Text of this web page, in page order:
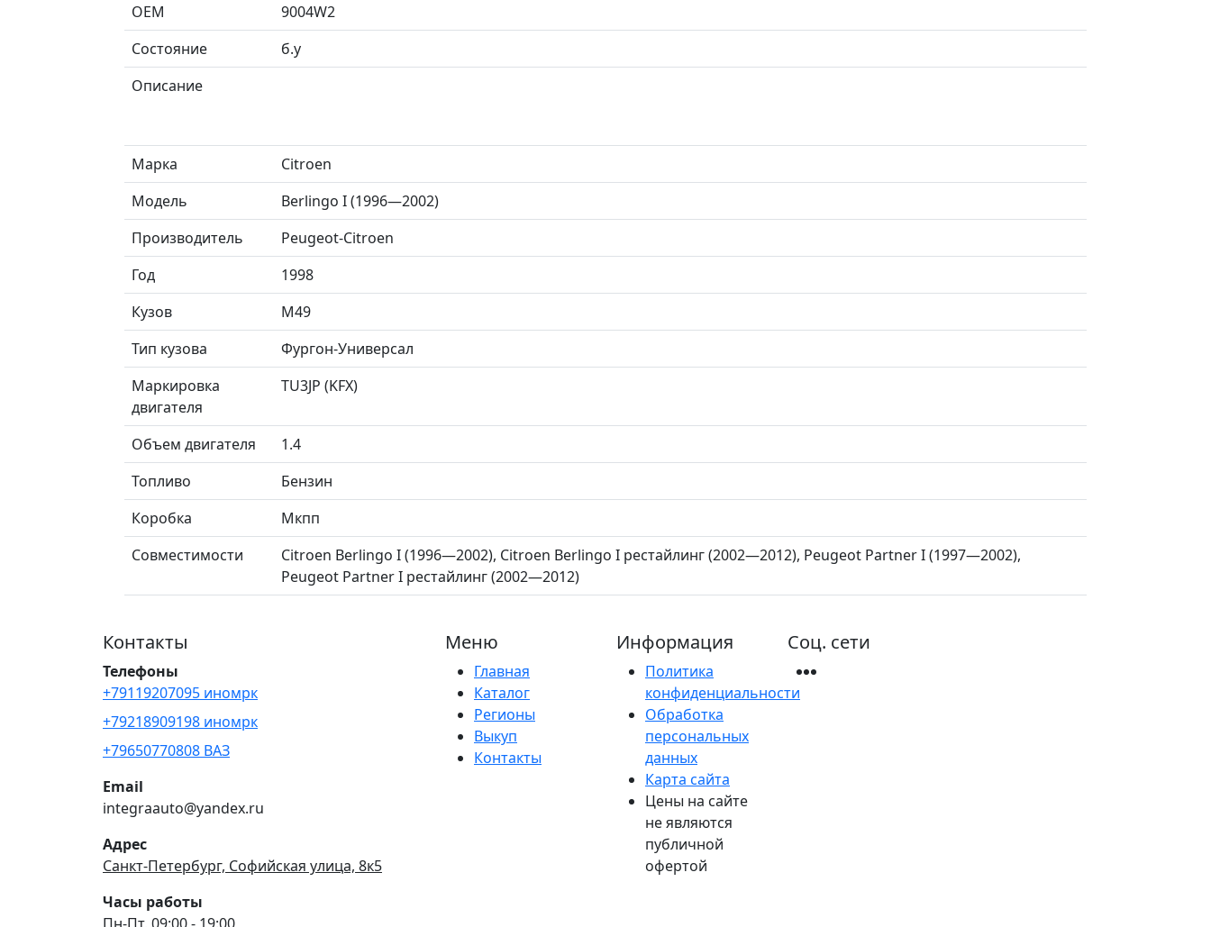
ОЕМ
9004W2
Состояние
б.у
Описание
Марка
Citroen
Модель
Berlingo I (1996—2002)
Производитель
Peugeot-Citroen
Год
1998
Кузов
M49
Тип кузова
Фургон-Универсал
Маркировка
двигателя
TU3JP (KFX)
Объем двигателя
1.4
Топливо
Бензин
Коробка
Мкпп
Совместимости
Citroen Berlingo I (1996—2002), Citroen Berlingo I рестайлинг (2002—2012), Peugeot Partner I (1997—2002),
Peugeot Partner I рестайлинг (2002—2012)
Контакты
Телефоны
+79119207095 иномрк
+79218909198 иномрк
+79650770808 ВАЗ
Email
integraauto@yandex.ru
Адрес
Санкт-Петербург, Софийская улица, 8к5
Часы работы
Меню
Главная
Каталог
Регионы
Выкуп
Контакты
Информация
Политика
конфиденциальности
Обработка
персональных
данных
Карта сайта
Цены на сайте
не являются
публичной
офертой
Соц. сети